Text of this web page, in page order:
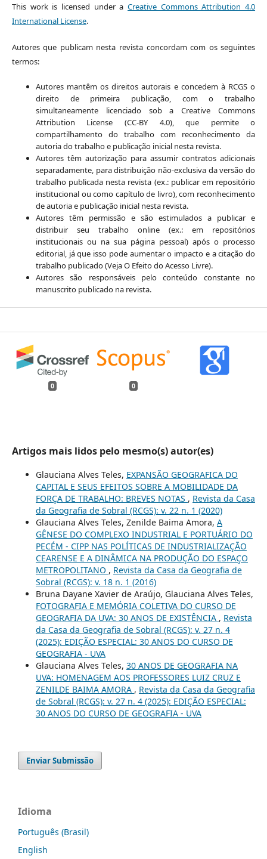
This work is licensed under aCreative Commons Attribution 4.0
International License.
Autores que publicam nesta revista concordam com os seguintes
termos:
Autores mantêm os direitos autorais e concedem à RCGS o
direito de primeira publicação, com o trabalho
simultaneamente licenciado sob a Creative Commons
Attribution License (CC-BY 4.0), que permite o
compartilhamento do trabalho com reconhecimento da
autoria do trabalho e publicação inicial nesta revista.
Autores têm autorização para assumir contratos adicionais
separadamente, para distribuição não-exclusiva da versão do
trabalho publicada nesta revista (ex.: publicar em repositório
institucional ou como capítulo de livro), com reconhecimento
de autoria e publicação inicial nesta revista.
Autores têm permissão e são estimulados a publicar e
distribuir seu trabalho online (ex.: em repositórios
institucionais ou na sua página pessoal) após o processo
editorial, já que isso pode aumentar o impacto e a citação do
trabalho publicado (Veja O Efeito do Acesso Livre).
Autores são responsáveis pelo conteúdo constante no
manuscrito publicado na revista.
0 0
Artigos mais lidos pelo mesmo(s) autor(es)
Glauciana Alves Teles, EXPANSÃO GEOGRAFICA DO
CAPITAL E SEUS EFEITOS SOBRE A MOBILIDADE DA
FORÇA DE TRABALHO: BREVES NOTAS , Revista da Casa
da Geografia de Sobral (RCGS): v. 22 n. 1 (2020)
Glauciana Alves Teles, Zenilde Baima Amora, A
GÊNESE DO COMPLEXO INDUSTRIAL E PORTUÁRIO DO
PECÉM - CIPP NAS POLÍTICAS DE INDUSTRIALIZAÇÃO
CEARENSE E A DINÂMICA NA PRODUÇÃO DO ESPAÇO
METROPOLITANO , Revista da Casa da Geografia de
Sobral (RCGS): v. 18 n. 1 (2016)
Bruna Dayane Xavier de Araújo, Glauciana Alves Teles,
FOTOGRAFIA E MEMÓRIA COLETIVA DO CURSO DE
GEOGRAFIA DA UVA: 30 ANOS DE EXISTÊNCIA , Revista
da Casa da Geografia de Sobral (RCGS): v. 27 n. 4
(2025): EDIÇÃO ESPECIAL: 30 ANOS DO CURSO DE
GEOGRAFIA - UVA
Glauciana Alves Teles, 30 ANOS DE GEOGRAFIA NA
UVA: HOMENAGEM AOS PROFESSORES LUIZ CRUZ E
ZENILDE BAIMA AMORA , Revista da Casa da Geografia
de Sobral (RCGS): v. 27 n. 4 (2025): EDIÇÃO ESPECIAL:
30 ANOS DO CURSO DE GEOGRAFIA - UVA
Enviar Submissão
Idioma
Português (Brasil)
English